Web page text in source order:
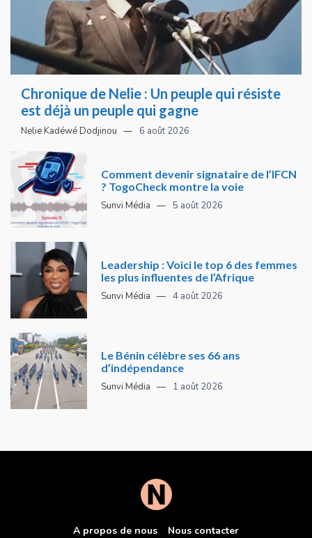
Chronique de Nelie : Un peuple qui résiste
est déjà un peuple qui gagne
Nelie Kadéwé Dodjinou 6 août 2026
Comment devenir signataire de l’IFCN
? TogoCheck montre la voie
Sunvi Média 5 août 2026
Leadership : Voici le top 6 des femmes
les plus influentes de l’Afrique
Sunvi Média 4 août 2026
Le Bénin célèbre ses 66 ans
d’indépendance
Sunvi Média 1 août 2026
A propos de nous Nous contacter